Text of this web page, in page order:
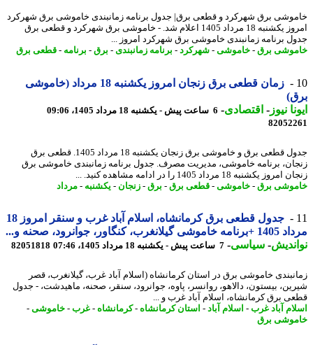
برق شهرکرد و قطعی برق| جدول برنامه زمانبندی خاموشی برق شهرکرد
امروز یکشنبه 18 مرداد 1405 اعلام شد. - خاموشی برق شهرکرد و قطعی برق
برنامه زمانبندی خاموشی برق شهرکرد امروز ...
برق - خاموشی-شهرکرد-برنامه زمانبندی-برق - برنامه -قطعی برق
زمان قطعی برق زنجان امروز یکشنبه 18 مرداد (خاموشی
نیوز-اقتصادی-6 ساعت پیش - یکشنبه 18 مرداد 1405، 09:06
جدول قطعی برق و خاموشی برق زنجان یکشنبه 18 مرداد 1405. قطعی برق
برنامه خاموشی، مدیریت مصرف. جدول برنامه زمانبندی خاموشی برق
یکشنبه 18 مرداد 1405 را در ادامه مشاهده کنید. ...
برق - خاموشی-قطعی برق - برق - زنجان-یکشنبه-مرداد
جدول قطعی برق کرمانشاه، اسلام آباد غرب و سنقر امروز 18
کنگاور، جوانرود، صحنه و...
-سیاسی-7 ساعت پیش - یکشنبه 18 مرداد 1405، 07:46 82051818
خاموشی برق در استان کرمانشاه (اسلام آباد غرب، گیلانغرب، قصر
بیستون، دالاهو، روانسر، پاوه، جوانرود، سنقر، صحنه، ماهیدشت، - جدول
برق کرمانشاه، اسلام آباد غرب و ...
آباد غرب- اسلام آباد- استان کرمانشاه-کرمانشاه-غرب- خاموشی-
برق